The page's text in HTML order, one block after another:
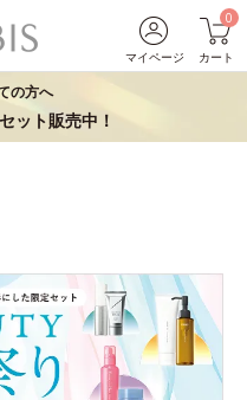
マイページ
0
カート
の方へ
ット販売中！